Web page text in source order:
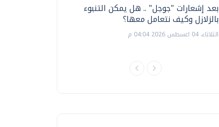
بعد إشعارات "جوجل" .. هل يمكن التنبوء
بالزلازل وكيف نتعامل معها؟
الثلاثاء، 04 اغسطس 2026 04:04 م